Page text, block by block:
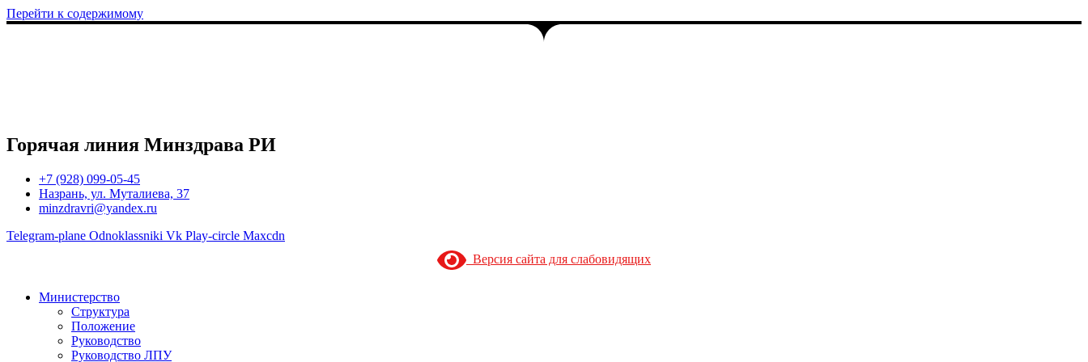
Перейти к содержимому
Горячая линия Минздрава РИ
+7 (928) 099-05-45
Назрань, ул. Муталиева, 37
minzdravri@yandex.ru
Telegram-plane Odnoklassniki Vk Play-circle Maxcdn
Версия сайта для слабовидящих
Министерство
Структура
Положение
Руководство
Руководство ЛПУ